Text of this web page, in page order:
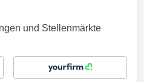
und Stellenmärkte